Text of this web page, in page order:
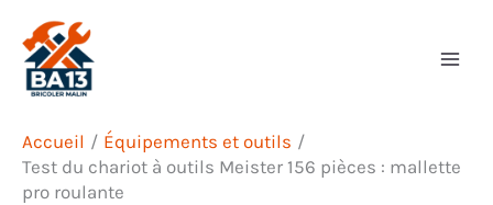
contenu
Accueil
Équipements et outils
Test du chariot à outils Meister 156 pièces : mallette
pro roulante
Rechercher